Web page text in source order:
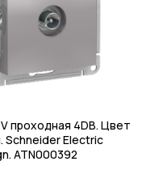
проходная 4DB. Цвет
Schneider Electric
ATN000392